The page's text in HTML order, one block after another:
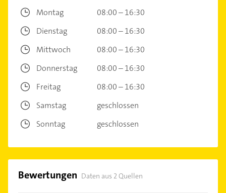
Montag
08:00 – 16:30
Dienstag
08:00 – 16:30
Mittwoch
08:00 – 16:30
Donnerstag
08:00 – 16:30
Freitag
08:00 – 16:30
Samstag
geschlossen
Sonntag
geschlossen
Bewertungen Daten aus 2 Quellen